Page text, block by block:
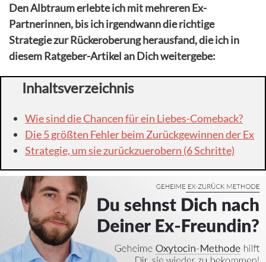
Den Albtraum erlebte ich mit mehreren Ex-
Partnerinnen, bis ich irgendwann die richtige
Strategie zur Rückeroberung herausfand, die ich in
diesem Ratgeber-Artikel an Dich weitergebe:
Inhaltsverzeichnis
Wie sind die Chancen für ein Liebes-Comeback?
Die 5 größten Fehler beim Zurückgewinnen der Ex
Strategie, um sie zurückzuerobern (6 Schritte)